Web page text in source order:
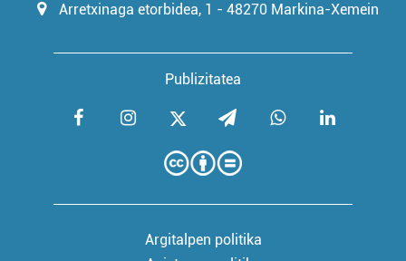
Arretxinaga etorbidea, 1 - 48270 Markina-Xemein
Publizitatea
Argitalpen politika